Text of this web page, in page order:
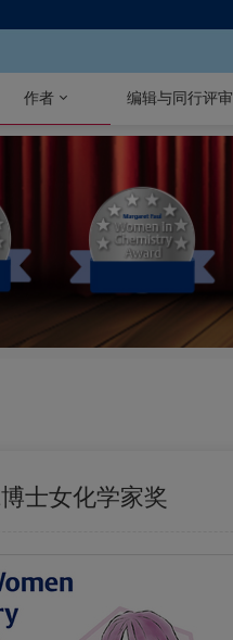
作者 编辑与同行评审
士女化学家奖